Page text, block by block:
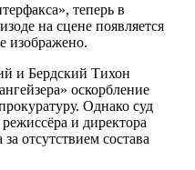
теперь в
на сцене появляется
изображено.
и Бердский Тихон
оскорбление
Однако суд
и директора
отсутствием состава